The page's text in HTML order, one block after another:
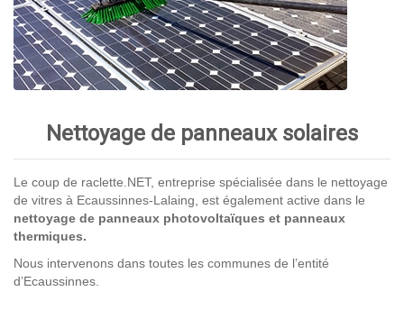
Nettoyage de panneaux solaires
Le coup de raclette.NET, entreprise spécialisée dans le nettoyage
de vitres à Ecaussinnes-Lalaing, est également active dans le
nettoyage de panneaux photovoltaïques et panneaux
thermiques.
Nous intervenons dans toutes les communes de l’entité
d’Ecaussinnes.